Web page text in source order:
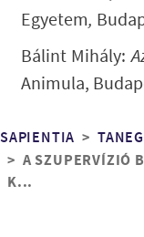
Egyetem,
Bálint Mihály:
Animula,
Morzsa
SAPIENTIA
A SZUPERVÍZIÓ
K...